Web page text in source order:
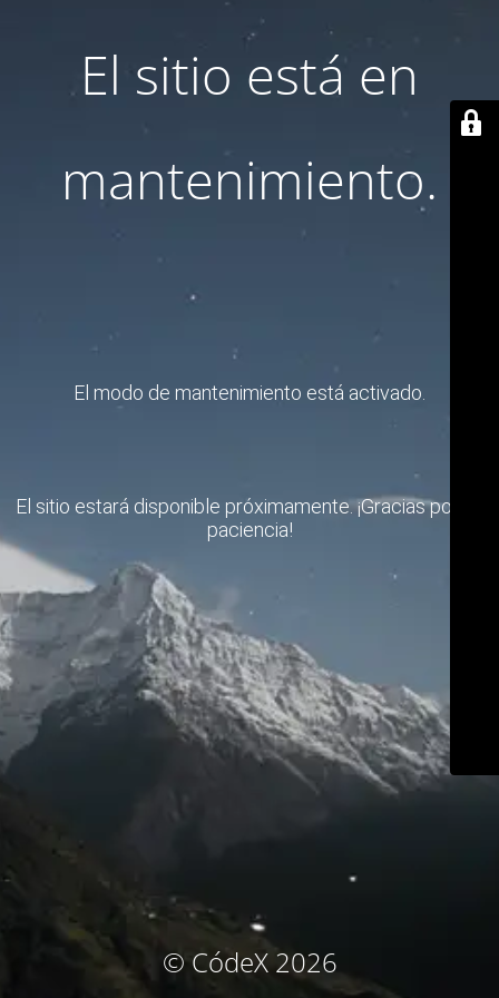
El sitio está en
mantenimiento.
El modo de mantenimiento está activado.
El sitio estará disponible próximamente. ¡Gracias por su
paciencia!
© CódeX 2026